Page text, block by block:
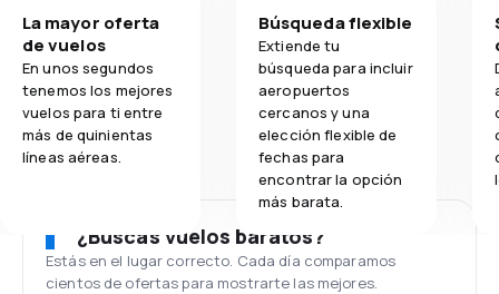
La mayor oferta
de vuelos
En unos segundos
tenemos los mejores
vuelos para ti entre
más de quinientas
líneas aéreas.
Búsqueda flexible
Extiende tu
búsqueda para incluir
aeropuertos
cercanos y una
elección flexible de
fechas para
encontrar la opción
más barata.
¿Buscas vuelos baratos?
Estás en el lugar correcto. Cada día comparamos
cientos de ofertas para mostrarte las mejores.